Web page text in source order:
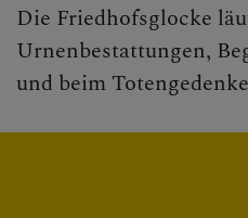
Die Friedhofsglocke
Urnenbestattungen,
und beim